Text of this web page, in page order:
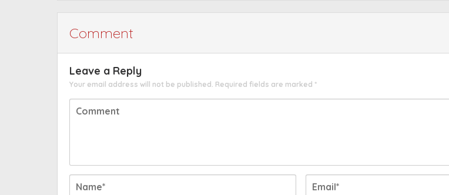
Comment
Leave a Reply
Your email address will not be published. Required fields are marked *